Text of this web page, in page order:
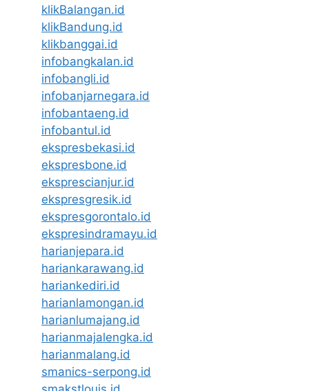
klikBalangan.id
klikBandung.id
klikbanggai.id
infobangkalan.id
infobangli.id
infobanjarnegara.id
infobantaeng.id
infobantul.id
ekspresbekasi.id
ekspresbone.id
eksprescianjur.id
ekspresgresik.id
ekspresgorontalo.id
ekspresindramayu.id
harianjepara.id
hariankarawang.id
hariankediri.id
harianlamongan.id
harianlumajang.id
harianmajalengka.id
harianmalang.id
smanics-serpong.id